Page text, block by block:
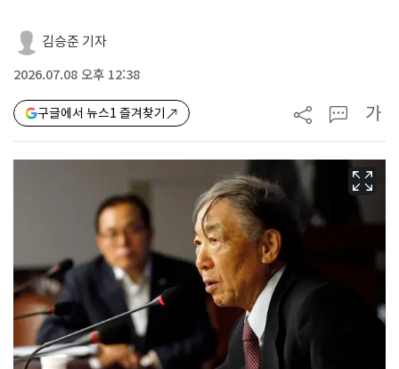
김승준 기자
2026.07.08 오후 12:38
구글에서 뉴스1 즐겨찾기 가